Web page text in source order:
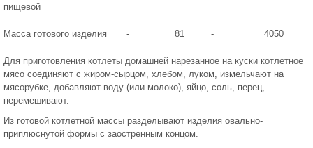
пищевой
Масса готового изделия - 81 - 4050
Для приготовления котлеты домашней нарезанное на куски котлетное
мясо соединяют с жиром-сырцом, хлебом, луком, измельчают на
мясорубке, добавляют воду (или молоко), яйцо, соль, перец,
перемешивают.
Из готовой котлетной массы разделывают изделия овально-
приплюснутой формы с заостренным концом.